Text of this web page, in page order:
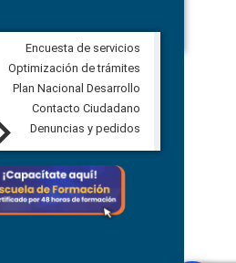
Veeduría para vigilar los acuerdos,
derivados de la Audiencia Pública
comunidad Urbina, parroquia la
Carolina
5 agosto, 2026
Next
Encuesta de servicios
Optimización de trámites
Plan Nacional Desarrollo
Contacto Ciudadano
Denuncias y pedidos